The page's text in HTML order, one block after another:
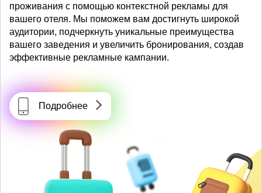
проживания с помощью контекстной рекламы для
вашего отеля. Мы поможем вам достигнуть широкой
аудитории, подчеркнуть уникальные преимущества
вашего заведения и увеличить бронирования, создав
эффективные рекламные кампании.
Подробнее